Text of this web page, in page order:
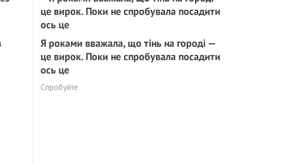
Я роками вважала, що тінь на городі —
це вирок. Поки не спробувала посадити
ось це
Спробуйте